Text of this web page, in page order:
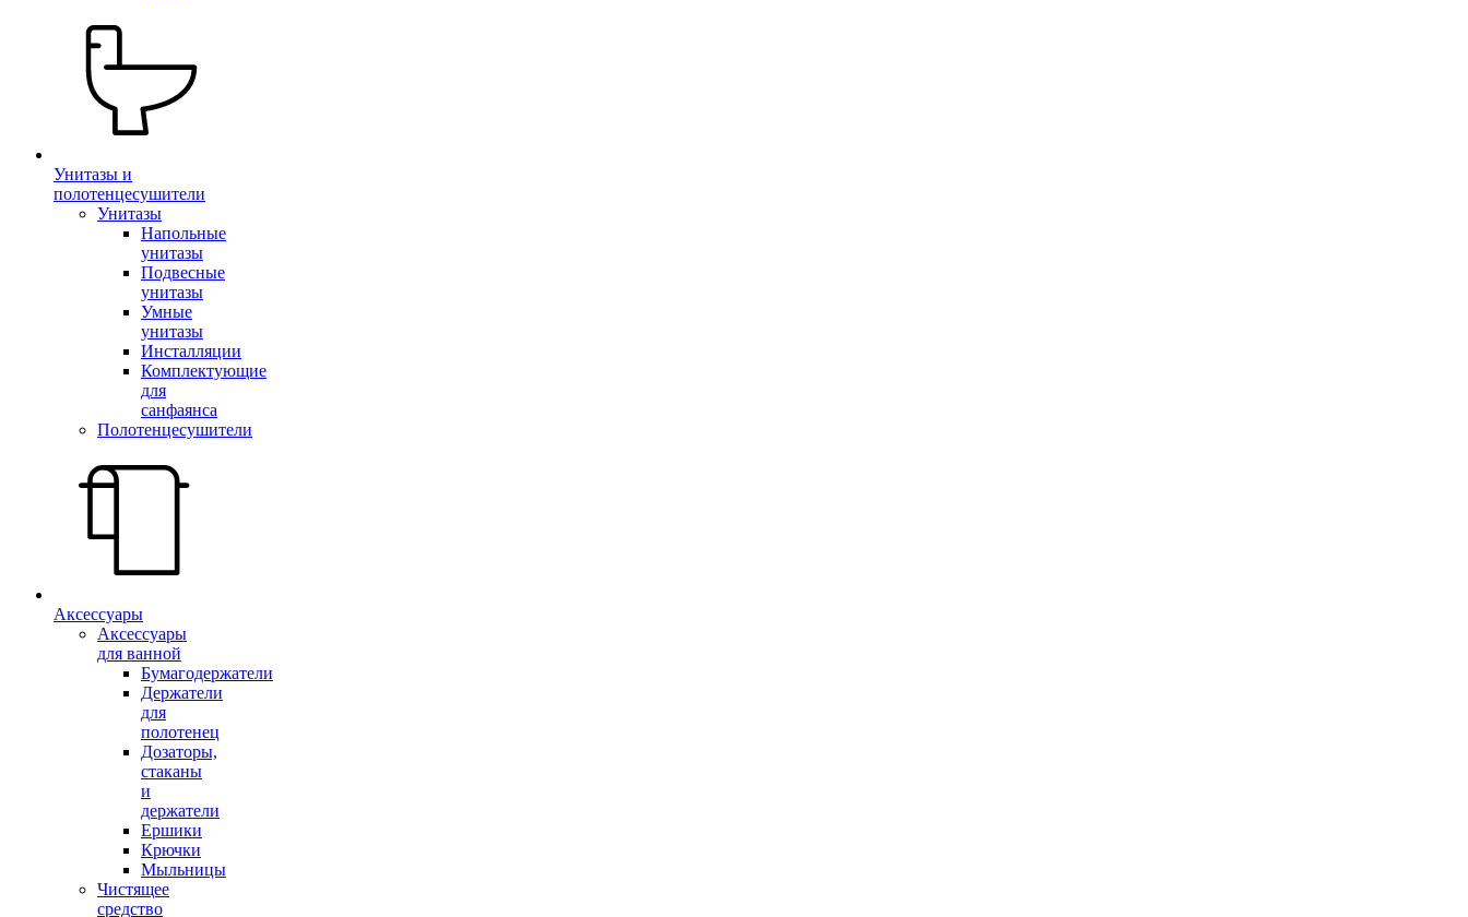
Унитазы и
полотенцесушители
Унитазы
Напольные
унитазы
Подвесные
унитазы
Умные
унитазы
Инсталляции
Комплектующие
для
санфаянса
Полотенцесушители
Аксессуары
Аксессуары
для ванной
Бумагодержатели
Держатели
для
полотенец
Дозаторы,
стаканы
и
держатели
Ершики
Крючки
Мыльницы
Чистящее
средство